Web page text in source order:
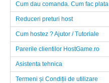
Cum dau comanda. Cum fac plata
Reduceri preturi host
Cum hostez ? Ajutor / Tutoriale
Parerile clientilor HostGame.ro
Asistenta tehnica
Termeni și Condiții de utilizare